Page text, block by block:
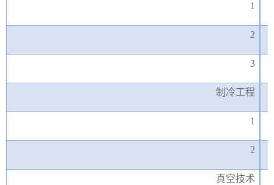
1
2
3
制冷工程
1
2
真空技术